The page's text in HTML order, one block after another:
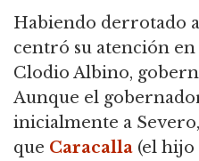
Habiendo derrotado
centró su atención
Clodio Albino,
Aunque el
inicialmente a
que Caracalla (el hijo